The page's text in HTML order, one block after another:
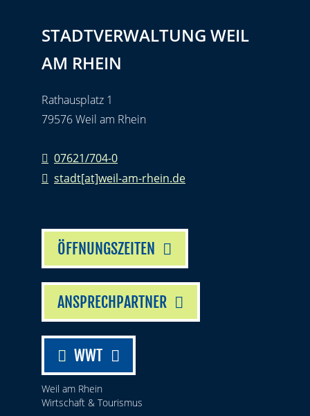
STADTVERWALTUNG WEIL
AM RHEIN
Rathausplatz 1
79576 Weil am Rhein
07621/704-0
stadt[at]weil-am-rhein.de
ÖFFNUNGSZEITEN
ANSPRECHPARTNER
WWT
Weil am Rhein
Wirtschaft & Tourismus